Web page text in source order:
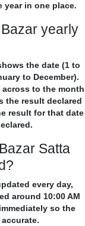
in one place.
yearly
the date (1 to
to December).
to the month
the result declared
result for that date
Satta
every day,
around 10:00 AM
so the